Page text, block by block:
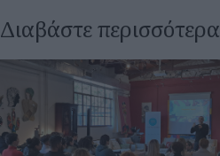
Διαβάστε περισσότερα